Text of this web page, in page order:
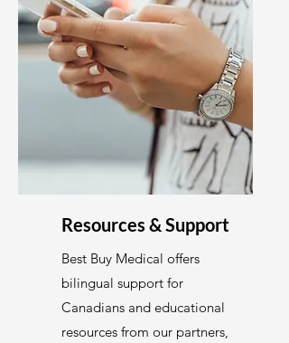
Resources & Support
Best Buy Medical offers
bilingual support for
Canadians and educational
resources from our partners,